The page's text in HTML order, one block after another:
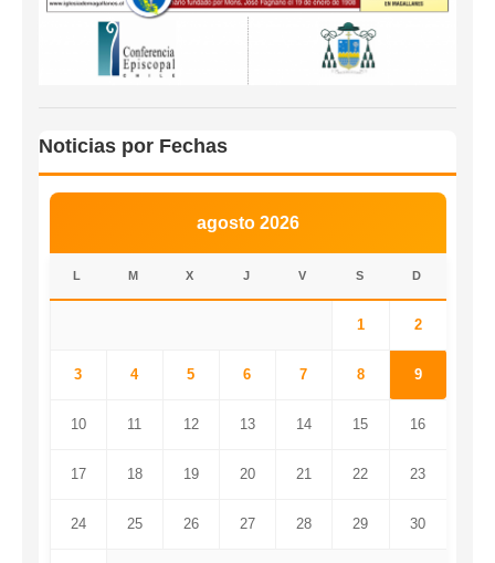
Noticias por Fechas
agosto 2026
L M X J V S D
1 2
3 4 5 6 7 8 9
10 11 12 13 14 15 16
17 18 19 20 21 22 23
24 25 26 27 28 29 30